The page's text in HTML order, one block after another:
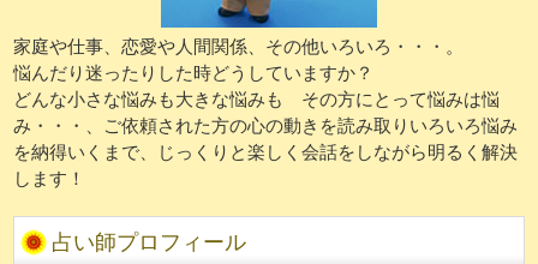
家庭や仕事、恋愛や人間関係、その他いろいろ・・・。
悩んだり迷ったりした時どうしていますか？
どんな小さな悩みも大きな悩みも その方にとって悩みは悩
み・・・、ご依頼された方の心の動きを読み取りいろいろ悩み
を納得いくまで、じっくりと楽しく会話をしながら明るく解決
します！
占い師プロフィール